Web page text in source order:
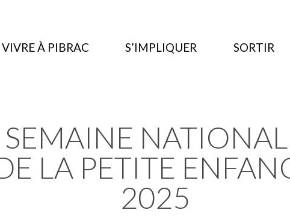
VIVRE À PIBRAC S’IMPLIQUER SORTIR
SEMAINE
LA PETITE
2025